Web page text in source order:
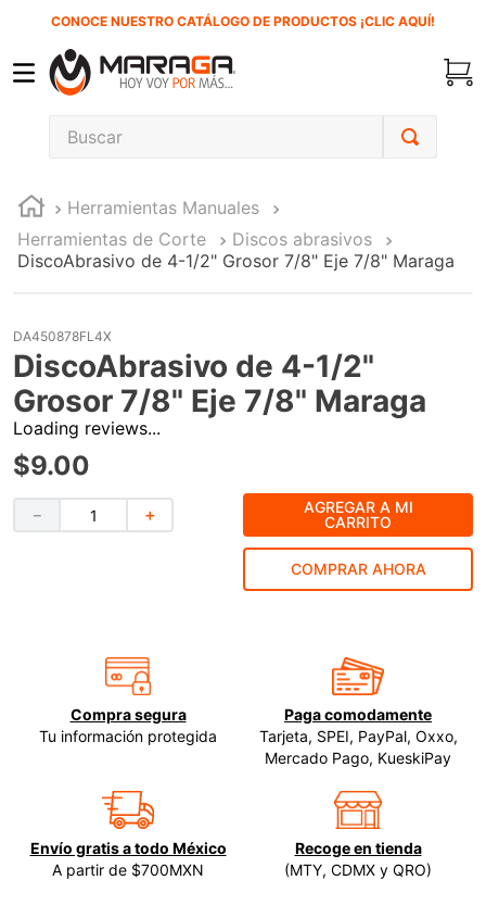
CONOCE NUESTRO CATÁLOGO DE PRODUCTOS ¡CLIC AQUÍ!
Buscar
Herramientas Manuales
Herramientas de Corte
Discos abrasivos
DiscoAbrasivo de 4-1/2" Grosor 7/8" Eje 7/8" Maraga
DA450878FL4X
DiscoAbrasivo de 4-1/2"
Grosor 7/8" Eje 7/8" Maraga
Loading reviews...
$9.00
＋
－
AGREGAR A MI
CARRITO
COMPRAR AHORA
Compra segura
Tu información protegida
Paga comodamente
Tarjeta, SPEI, PayPal, Oxxo,
Mercado Pago, KueskiPay
Envío gratis a todo México
A partir de $700MXN
Recoge en tienda
(MTY, CDMX y QRO)
1.
carbones
2.
inversora
5.
sierra cinta
6.
sierra sable
lenox